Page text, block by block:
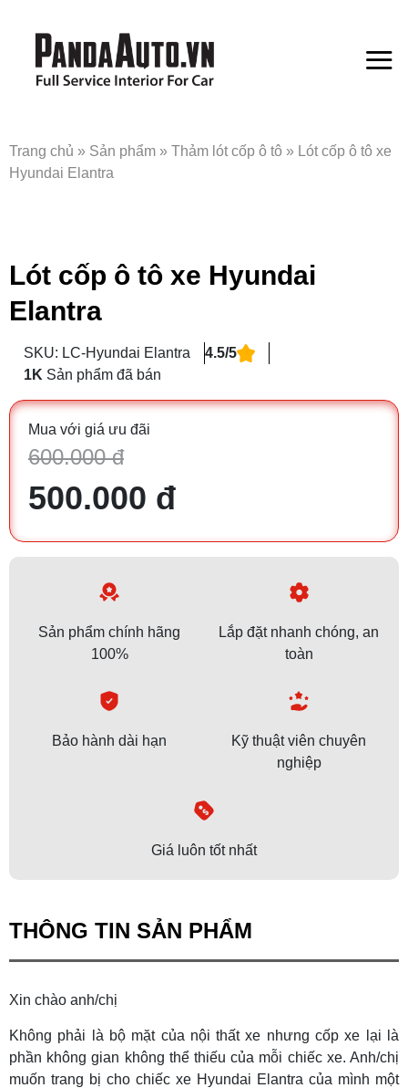
Trang chủ » Sản phẩm » Thảm lót cốp ô tô » Lót cốp ô tô xe
Hyundai Elantra
Lót cốp ô tô xe Hyundai
Elantra
SKU: LC-Hyundai Elantra
4.5/5
1K Sản phẩm đã bán
Mua với giá ưu đãi
600.000 đ
500.000 đ
Sản phẩm chính hãng
100%
Lắp đặt nhanh chóng, an
toàn
Bảo hành dài hạn
Kỹ thuật viên chuyên
nghiệp
Giá luôn tốt nhất
THÔNG TIN SẢN PHẨM
Xin chào anh/chị
Không phải là bộ mặt của nội thất xe nhưng cốp xe lại là
phần không gian không thể thiếu của mỗi chiếc xe. Anh/chị
muốn trang bị cho chiếc xe Hyundai Elantra của mình một